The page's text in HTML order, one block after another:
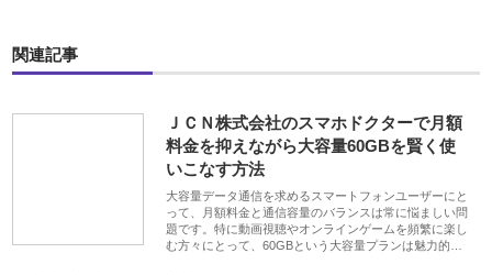
関連記事
ＪＣＮ株式会社のスマホドクターで月額
料金を抑えながら大容量60GBを賢く使
いこなす方法
大容量データ通信を求めるスマートフォンユーザーにと
って、月額料金と通信容量のバランスは常に悩ましい問
題です。特に動画視聴やオンラインゲームを頻繁に楽し
む方々にとって、60GBという大容量プランは魅力的…